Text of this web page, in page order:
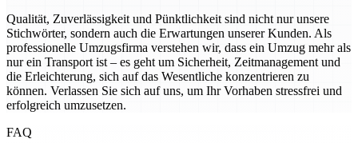
Qualität, Zuverlässigkeit und Pünktlichkeit sind nicht nur unsere
Stichwörter, sondern auch die Erwartungen unserer Kunden. Als
professionelle Umzugsfirma verstehen wir, dass ein Umzug mehr als
nur ein Transport ist – es geht um Sicherheit, Zeitmanagement und
die Erleichterung, sich auf das Wesentliche konzentrieren zu
können. Verlassen Sie sich auf uns, um Ihr Vorhaben stressfrei und
erfolgreich umzusetzen.
FAQ